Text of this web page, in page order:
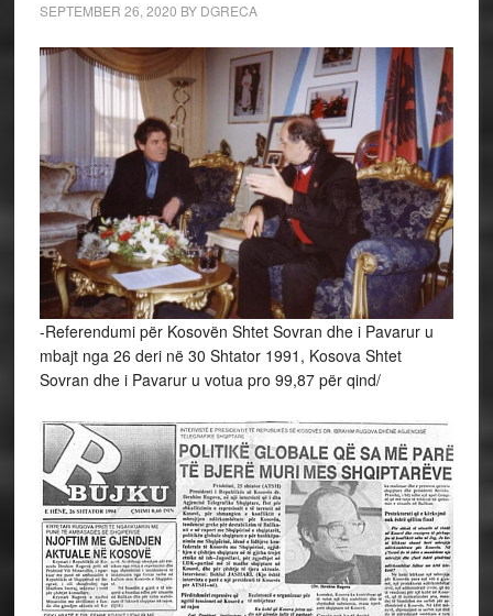
SEPTEMBER 26, 2020 BY DGRECA
-Referendumi për Kosovën Shtet Sovran dhe i Pavarur u
mbajt nga 26 deri në 30 Shtator 1991, Kosova Shtet
Sovran dhe i Pavarur u votua pro 99,87 për qind/